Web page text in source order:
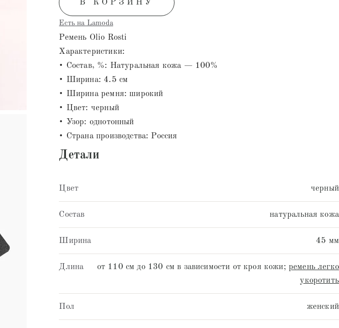
В КОРЗИНУ
Есть на Lamoda
Ремень Olio Rosti
Характеристики:
• Состав, %: Натуральная кожа — 100%
• Ширина: 4.5 см
• Ширина ремня: широкий
• Цвет: черный
• Узор: однотонный
• Страна производства: Россия
Детали
Цвет черный
Состав натуральная кожа
Ширина 45 мм
Длина от 110 см до 130 см в зависимости от кроя кожи; ремень легко
укоротить
Пол женский